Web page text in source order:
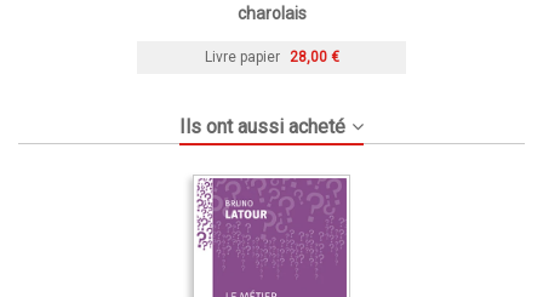
charolais
Livre papier 28,00 €
Ils ont aussi acheté